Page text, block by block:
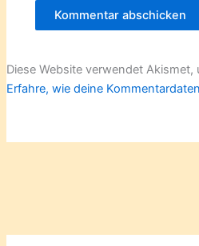
Diese Website verwendet Akismet,
Erfahre, wie deine